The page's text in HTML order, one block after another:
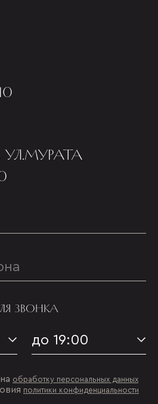
УЛ.МУРАТА
ЗВОНКА
до 19:00
обработку персональных данных
политики конфиденциальности